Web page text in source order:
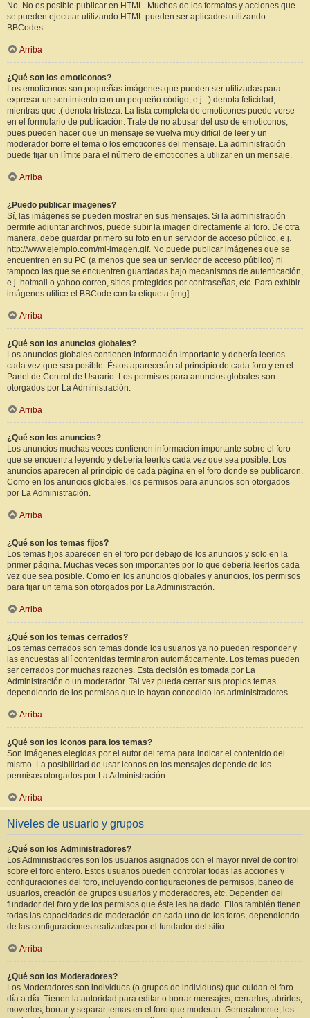
No. No es posible publicar en HTML. Muchos de los formatos y acciones que
se pueden ejecutar utilizando HTML pueden ser aplicados utilizando
BBCodes.
Arriba
¿Qué son los emoticonos?
Los emoticonos son pequeñas imágenes que pueden ser utilizadas para
expresar un sentimiento con un pequeño código, e.j. :) denota felicidad,
mientras que :( denota tristeza. La lista completa de emoticones puede verse
en el formulario de publicación. Trate de no abusar del uso de emoticonos,
pues pueden hacer que un mensaje se vuelva muy difícil de leer y un
moderador borre el tema o los emoticones del mensaje. La administración
puede fijar un límite para el número de emoticones a utilizar en un mensaje.
Arriba
¿Puedo publicar imagenes?
Sí, las imágenes se pueden mostrar en sus mensajes. Si la administración
permite adjuntar archivos, puede subir la imagen directamente al foro. De otra
manera, debe guardar primero su foto en un servidor de acceso público, e.j.
http://www.ejemplo.com/mi-imagen.gif. No puede publicar imágenes que se
encuentren en su PC (a menos que sea un servidor de acceso público) ni
tampoco las que se encuentren guardadas bajo mecanismos de autenticación,
e.j. hotmail o yahoo correo, sitios protegidos por contraseñas, etc. Para exhibir
imágenes utilice el BBCode con la etiqueta [img].
Arriba
¿Qué son los anuncios globales?
Los anuncios globales contienen información importante y debería leerlos
cada vez que sea posible. Éstos aparecerán al principio de cada foro y en el
Panel de Control de Usuario. Los permisos para anuncios globales son
otorgados por La Administración.
Arriba
¿Qué son los anuncios?
Los anuncios muchas veces contienen información importante sobre el foro
que se encuentra leyendo y debería leerlos cada vez que sea posible. Los
anuncios aparecen al principio de cada página en el foro donde se publicaron.
Como en los anuncios globales, los permisos para anuncios son otorgados
por La Administración.
Arriba
¿Qué son los temas fijos?
Los temas fijos aparecen en el foro por debajo de los anuncios y solo en la
primer página. Muchas veces son importantes por lo que debería leerlos cada
vez que sea posible. Como en los anuncios globales y anuncios, los permisos
para fijar un tema son otorgados por La Administración.
Arriba
¿Qué son los temas cerrados?
Los temas cerrados son temas donde los usuarios ya no pueden responder y
las encuestas allí contenidas terminaron automáticamente. Los temas pueden
ser cerrados por muchas razones. Esta decisión es tomada por La
Administración o un moderador. Tal vez pueda cerrar sus propios temas
dependiendo de los permisos que le hayan concedido los administradores.
Arriba
¿Qué son los iconos para los temas?
Son imágenes elegidas por el autor del tema para indicar el contenido del
mismo. La posibilidad de usar iconos en los mensajes depende de los
permisos otorgados por La Administración.
Arriba
Niveles de usuario y grupos
¿Qué son los Administradores?
Los Administradores son los usuarios asignados con el mayor nivel de control
sobre el foro entero. Estos usuarios pueden controlar todas las acciones y
configuraciones del foro, incluyendo configuraciones de permisos, baneo de
usuarios, creación de grupos usuarios y moderadores, etc. Dependen del
fundador del foro y de los permisos que éste les ha dado. Ellos también tienen
todas las capacidades de moderación en cada uno de los foros, dependiendo
de las configuraciones realizadas por el fundador del sitio.
Arriba
¿Qué son los Moderadores?
Los Moderadores son individuos (o grupos de individuos) que cuidan el foro
día a día. Tienen la autoridad para editar o borrar mensajes, cerrarlos, abrirlos,
moverlos, borrar y separar temas en el foro que moderan. Generalmente, los